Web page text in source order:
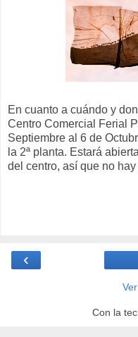
En cuanto a cuándo y
Centro Comercial Ferial
Septiembre al 6 de
la 2ª planta. Estará
del centro, así que no hay
‹
Con la